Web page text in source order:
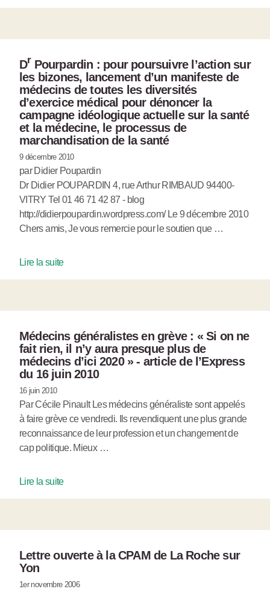
Dr Pourpardin : pour poursuivre l’action sur
les bizones, lancement d’un manifeste de
médecins de toutes les diversités
d’exercice médical pour dénoncer la
campagne idéologique actuelle sur la santé
et la médecine, le processus de
marchandisation de la santé
9 décembre 2010
par Didier Poupardin
Dr Didier POUPARDIN 4, rue Arthur RIMBAUD 94400-
VITRY Tel 01 46 71 42 87 - blog
http://didierpoupardin.wordpress.com/ Le 9 décembre 2010
Chers amis, Je vous remercie pour le soutien que …
Lire la suite
Médecins généralistes en grève : « Si on ne
fait rien, il n’y aura presque plus de
médecins d’ici 2020 » - article de l’Express
du 16 juin 2010
16 juin 2010
Par Cécile Pinault Les médecins généraliste sont appelés
à faire grève ce vendredi. Ils revendiquent une plus grande
reconnaissance de leur profession et un changement de
cap politique. Mieux …
Lire la suite
Lettre ouverte à la CPAM de La Roche sur
Yon
1er novembre 2006